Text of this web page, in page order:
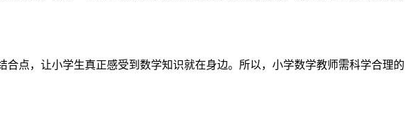
点，让小学生真正感受到数学知识就在身边。所以，小学数学教师需科学合理的